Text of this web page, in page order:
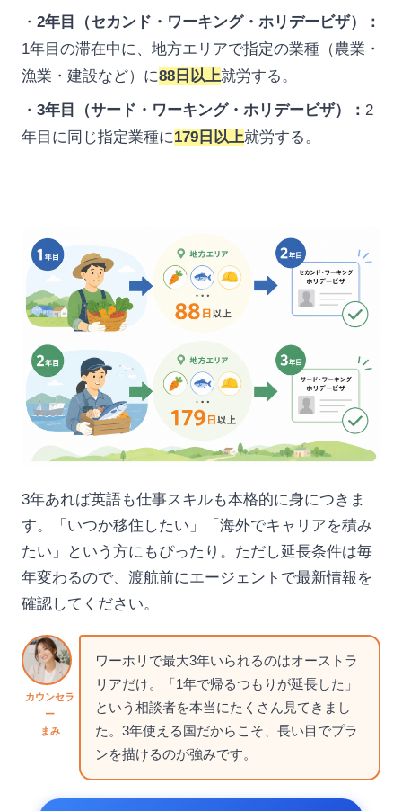
・ 2年目（セカンド・ワーキング・ホリデービザ）：
1年目の滞在中に、地方エリアで指定の業種（農業・
漁業・建設など）に88日以上就労する。
・ 3年目（サード・ワーキング・ホリデービザ）： 2
年目に同じ指定業種に179日以上就労する。
3年あれば英語も仕事スキルも本格的に身につきま
す。「いつか移住したい」「海外でキャリアを積み
たい」という方にもぴったり。ただし延長条件は毎
年変わるので、渡航前にエージェントで最新情報を
確認してください。
カウンセラ
ー
まみ
ワーホリで最大3年いられるのはオーストラ
リアだけ。「1年で帰るつもりが延長した」
という相談者を本当にたくさん見てきまし
た。3年使える国だからこそ、長い目でプラ
ンを描けるのが強みです。